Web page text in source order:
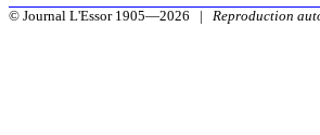
© Journal L'Essor 1905—2026 | Reproduction